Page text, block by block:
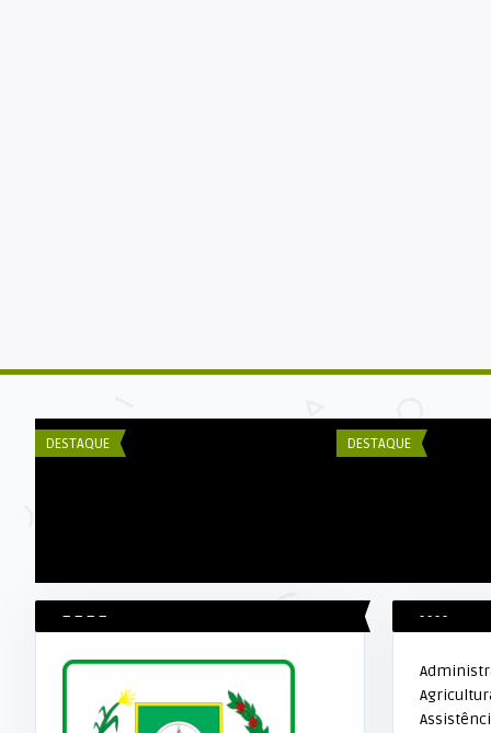
DESTAQUE
PREFEITURA MUNICIPAL INICIA
DESTAQUE
Secretaria de
– – – – - - - -